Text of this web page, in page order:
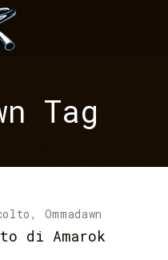
Tag
, Ommadawn
di Amarok